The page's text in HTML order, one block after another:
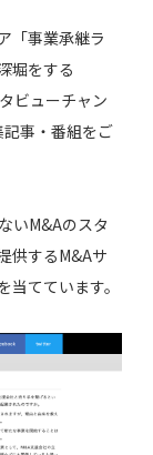
「事業承継ラ
堀をする
ビューチャン
事・番組をご
いM&Aのスタ
供するM&Aサ
てています。